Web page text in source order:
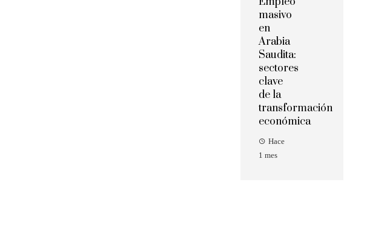
masivo
en
Arabia
Saudita:
sectores
clave
de la
transformación
económica
Hace
1 mes